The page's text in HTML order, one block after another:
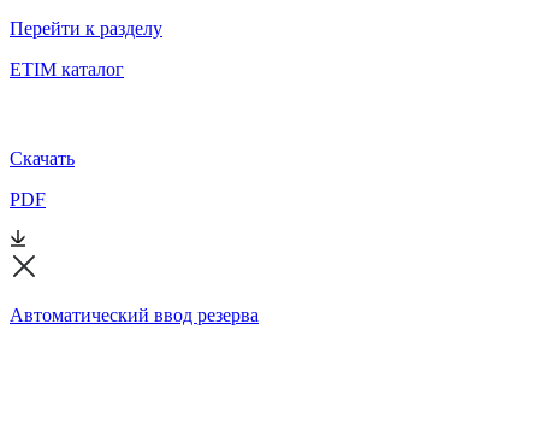
Перейти к разделу
ETIM каталог
Скачать
PDF
Автоматический ввод резерва